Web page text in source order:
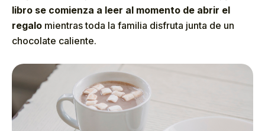
libro se comienza a leer al momento de abrir el
regalo mientras toda la familia disfruta junta de un
chocolate caliente.